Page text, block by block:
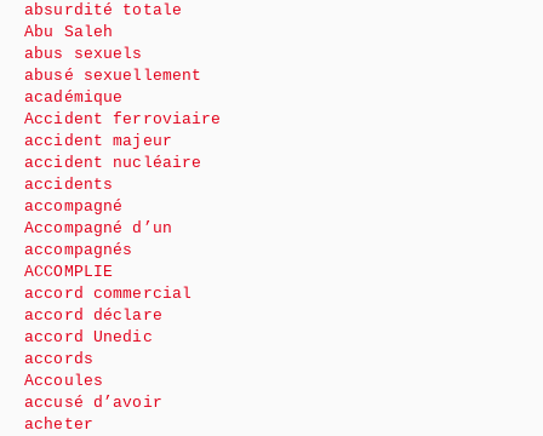
absurdité totale
Abu Saleh
abus sexuels
abusé sexuellement
académique
Accident ferroviaire
accident majeur
accident nucléaire
accidents
accompagné
Accompagné d’un
accompagnés
ACCOMPLIE
accord commercial
accord déclare
accord Unedic
accords
Accoules
accusé d’avoir
acheter